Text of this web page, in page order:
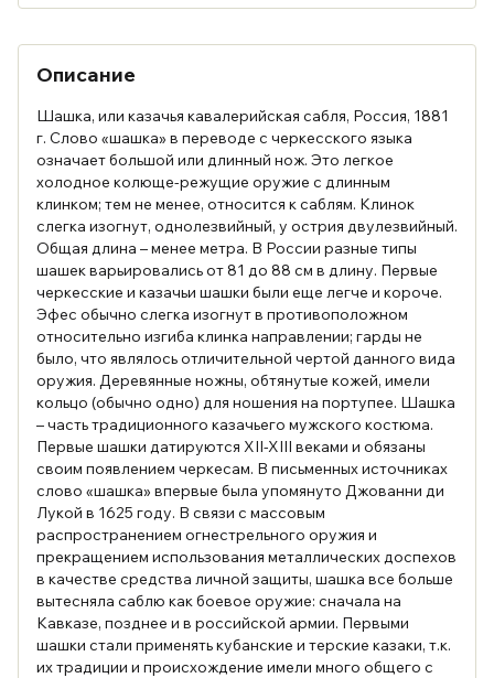
Описание
Шашка, или казачья кавалерийская сабля, Россия, 1881
г. Слово «шашка» в переводе с черкесского языка
означает большой или длинный нож. Это легкое
холодное колюще-режущие оружие с длинным
клинком; тем не менее, относится к саблям. Клинок
слегка изогнут, однолезвийный, у острия двулезвийный.
Общая длина – менее метра. В России разные типы
шашек варьировались от 81 до 88 см в длину. Первые
черкесские и казачьи шашки были еще легче и короче.
Эфес обычно слегка изогнут в противоположном
относительно изгиба клинка направлении; гарды не
было, что являлось отличительной чертой данного вида
оружия. Деревянные ножны, обтянутые кожей, имели
кольцо (обычно одно) для ношения на портупее. Шашка
– часть традиционного казачьего мужского костюма.
Первые шашки датируются XII-XIII веками и обязаны
своим появлением черкесам. В письменных источниках
слово «шашка» впервые была упомянуто Джованни ди
Лукой в 1625 году. В связи с массовым
распространением огнестрельного оружия и
прекращением использования металлических доспехов
в качестве средства личной защиты, шашка все больше
вытесняла саблю как боевое оружие: сначала на
Кавказе, позднее и в российской армии. Первыми
шашки стали применять кубанские и терские казаки, т.к.
их традиции и происхождение имели много общего с